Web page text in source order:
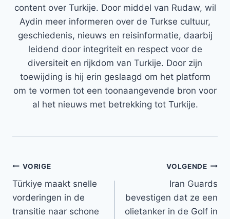
content over Turkije. Door middel van Rudaw, wil
Aydin meer informeren over de Turkse cultuur,
geschiedenis, nieuws en reisinformatie, daarbij
leidend door integriteit en respect voor de
diversiteit en rijkdom van Turkije. Door zijn
toewijding is hij erin geslaagd om het platform
om te vormen tot een toonaangevende bron voor
al het nieuws met betrekking tot Turkije.
Bericht
navigatie
VORIGE
Türkiye maakt snelle
vorderingen in de
transitie naar schone
VOLGENDE
Iran Guards
bevestigen dat ze een
olietanker in de Golf in